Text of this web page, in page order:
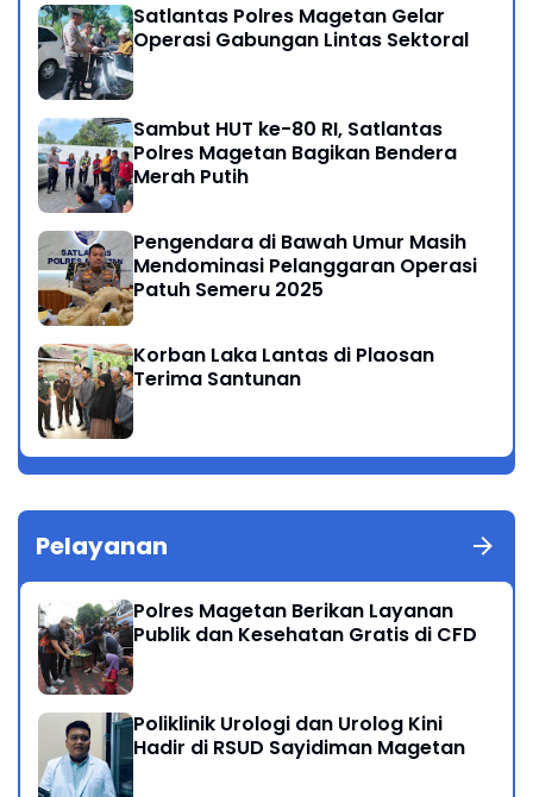
Satlantas Polres Magetan Gelar
Operasi Gabungan Lintas Sektoral
Sambut HUT ke-80 RI, Satlantas
Polres Magetan Bagikan Bendera
Merah Putih
Pengendara di Bawah Umur Masih
Mendominasi Pelanggaran Operasi
Patuh Semeru 2025
Korban Laka Lantas di Plaosan
Terima Santunan
Pelayanan
Polres Magetan Berikan Layanan
Publik dan Kesehatan Gratis di CFD
Poliklinik Urologi dan Urolog Kini
Hadir di RSUD Sayidiman Magetan